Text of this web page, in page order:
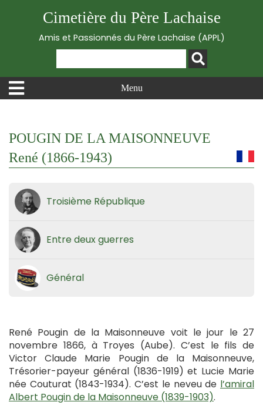
Cimetière du Père Lachaise
Amis et Passionnés du Père Lachaise (APPL)
Menu
POUGIN DE LA MAISONNEUVE
René (1866-1943)
Troisième République
Entre deux guerres
Général
René Pougin de la Maisonneuve voit le jour le 27
novembre 1866, à Troyes (Aube). C’est le fils de
Victor Claude Marie Pougin de la Maisonneuve,
Trésorier-payeur général (1836-1919) et Lucie Marie
née Couturat (1843-1934). C’est le neveu de l’amiral
Albert Pougin de la Maisonneuve (1839-1903).